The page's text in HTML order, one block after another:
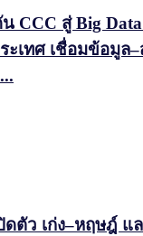
CCC สู่ Big
ะเทศ เชื่อมข้อมูล–
ตัว เก่ง–หฤษฎ์ แ